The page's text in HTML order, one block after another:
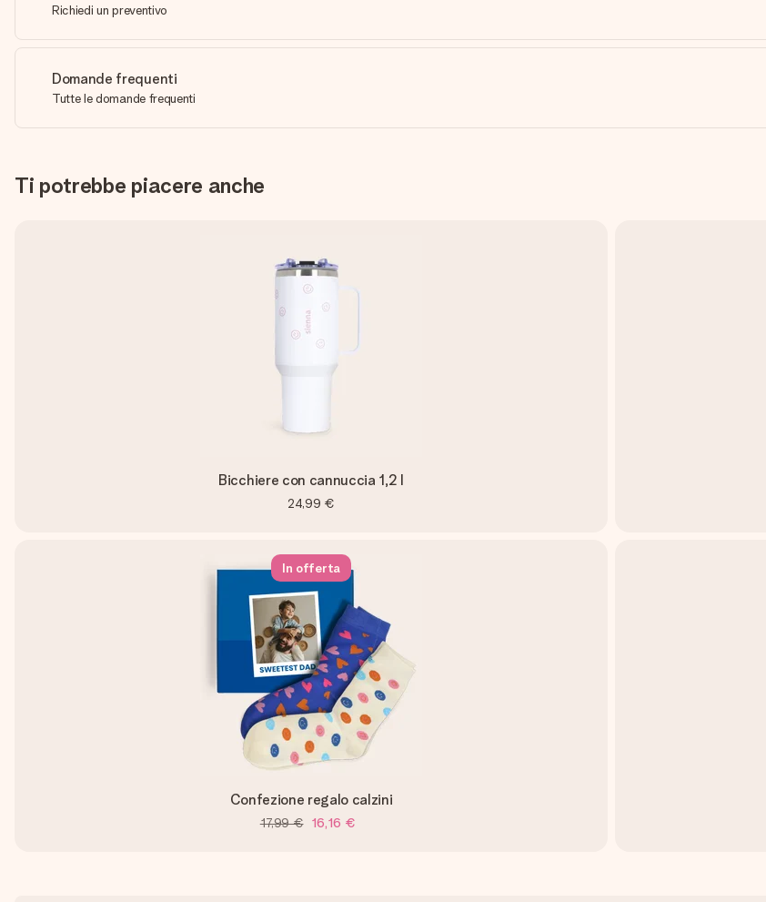
Richiedi un preventivo
Domande frequenti
Tutte le domande frequenti
Ti potrebbe piacere anche
Bicchiere con cannuccia 1,2 l
24,99 €
In offerta
Confezione regalo calzini
17,99 € 16,16 €